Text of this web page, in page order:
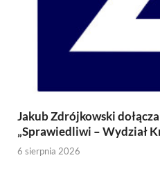
Jakub Zdrójkowski
„Sprawiedliwi – Wydział
6 sierpnia 2026